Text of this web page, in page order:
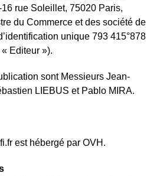
rue Soleillet, 75020 Paris,
du Commerce et des société de
unique 793 415°878
Editeur »).
sont Messieurs Jean-
LIEBUS et Pablo MIRA.
est hébergé par OVH.